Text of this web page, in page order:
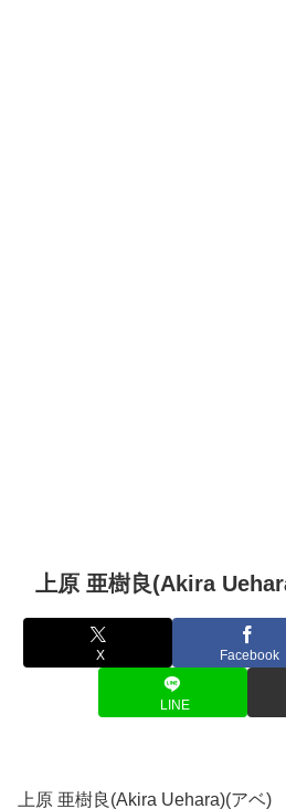
上原 亜樹良(Akira
X Facebook
LINE
上原 亜樹良(Akira Uehara)(アベ)